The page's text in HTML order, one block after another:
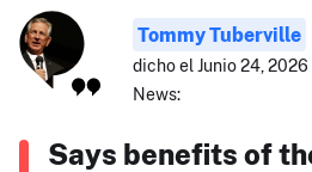
Tommy Tuberville
dicho el Junio 24,
News:
Says benefits of